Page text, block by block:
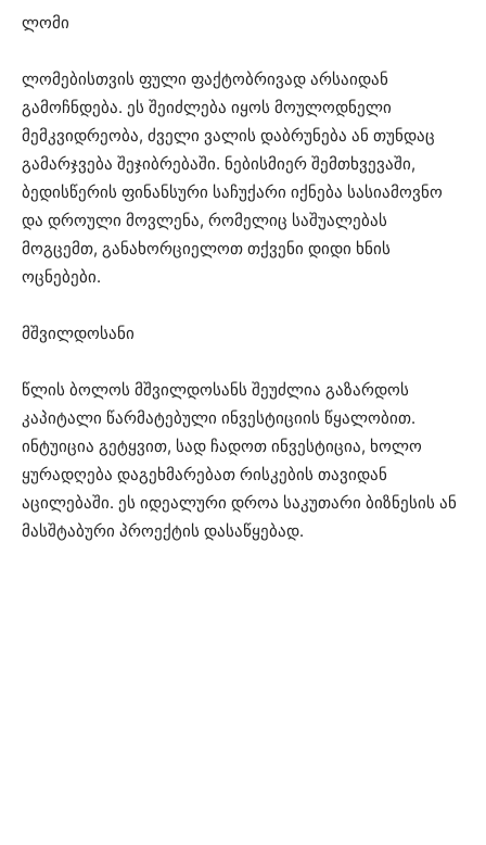
ლომი
ლომებისთვის ფული ფაქტობრივად არსაიდან
გამოჩნდება. ეს შეიძლება იყოს მოულოდნელი
მემკვიდრეობა, ძველი ვალის დაბრუნება ან თუნდაც
გამარჯვება შეჯიბრებაში. ნებისმიერ შემთხვევაში,
ბედისწერის ფინანსური საჩუქარი იქნება სასიამოვნო
და დროული მოვლენა, რომელიც საშუალებას
მოგცემთ, განახორციელოთ თქვენი დიდი ხნის
ოცნებები.
მშვილდოსანი
წლის ბოლოს მშვილდოსანს შეუძლია გაზარდოს
კაპიტალი წარმატებული ინვესტიციის წყალობით.
ინტუიცია გეტყვით, სად ჩადოთ ინვესტიცია, ხოლო
ყურადღება დაგეხმარებათ რისკების თავიდან
აცილებაში. ეს იდეალური დროა საკუთარი ბიზნესის ან
მასშტაბური პროექტის დასაწყებად.